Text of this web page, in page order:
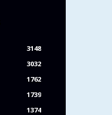
3148
3032
1762
1739
1374